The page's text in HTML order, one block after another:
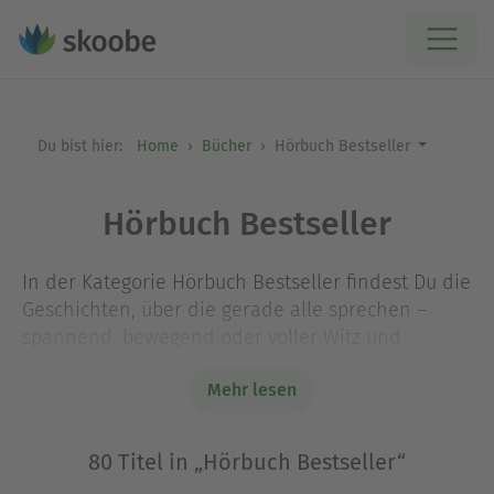
Du bist hier: Home Bücher Hörbuch Bestseller
Hörbuch Bestseller
In der Kategorie Hörbuch Bestseller findest Du die
Geschichten, über die gerade alle sprechen –
ganz oben auf den Hörbuch-Bestsellerlisten: Sie
Figuren und fesselnden Plots. Dank der
professionellen Lesung wird jedes Hörbuch zum
Mehr lesen
80 Titel in „Hörbuch Bestseller“